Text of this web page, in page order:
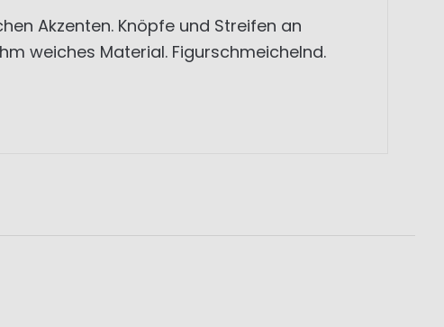
Akzenten. Knöpfe und Streifen an
weiches Material. Figurschmeichelnd.